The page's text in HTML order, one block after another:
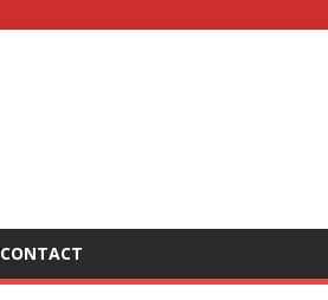
CONTACT